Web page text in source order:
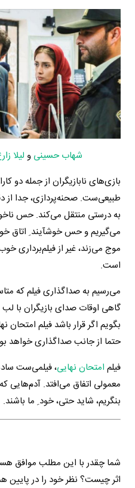
شهاب حسینی و لیلا
بازی‌های نابازیگران از جمله دو
طبیعی‌ست. صحنه‌پردازی، جدا از
به درستی منتقل می‌کند. حس
می‌گیریم و حس خوشآیند ِ اتاق
موج می‌زند، غیر از فیلم‌برداری
است.
می‌رسیم به صداگذاری فیلم که
گاهی اوقات صدای بازیگران با
بگویم اگر قرار باشد فیلم
حتما از جانب صداگذاری خواهد
فیلم امتحان نهایی، فیلمی‌ست
معمولی اتفاق می‌افتد. آدم‌هایی
بنگریم، شاید حتی، خود ِ ما باشند.
شما چقدر با این مطلب موافق
اثر چیست؟ نظر خود را در